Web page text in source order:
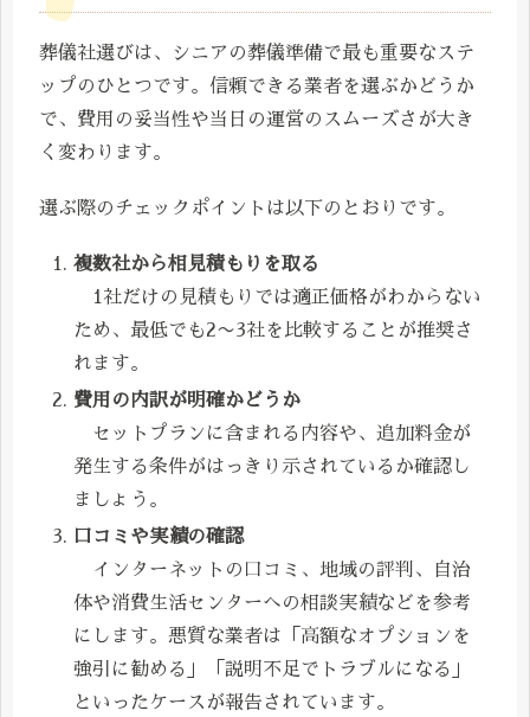
葬儀社選びは、シニアの葬儀準備で最も重要なステ
ップのひとつです。信頼できる業者を選ぶかどうか
で、費用の妥当性や当日の運営のスムーズさが大き
く変わります。
選ぶ際のチェックポイントは以下のとおりです。
複数社から相見積もりを取る
1社だけの見積もりでは適正価格がわからない
ため、最低でも2〜3社を比較することが推奨さ
れます。
費用の内訳が明確かどうか
セットプランに含まれる内容や、追加料金が
発生する条件がはっきり示されているか確認し
ましょう。
口コミや実績の確認
インターネットの口コミ、地域の評判、自治
体や消費生活センターへの相談実績などを参考
にします。悪質な業者は「高額なオプションを
強引に勧める」「説明不足でトラブルになる」
といったケースが報告されています。